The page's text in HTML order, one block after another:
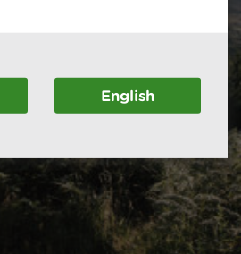
English